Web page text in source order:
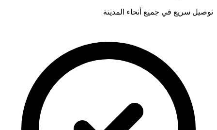
توصيل سريع في جميع أنحاء المدينة